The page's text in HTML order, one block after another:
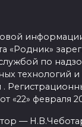
«Родник»
по
технологий и
.
«22» февраля
—